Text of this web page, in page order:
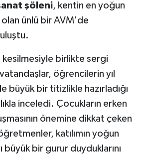
şöleni, kentin en yoğun
ünlü bir AVM'de
kesilmesiyle birlikte sergi
vatandaşlar, öğrencilerin yıl
büyük bir titizlikle hazırladığı
inceledi. Çocukların erken
önemine dikkat çeken
katılımın yoğun
büyük bir gurur duyduklarını